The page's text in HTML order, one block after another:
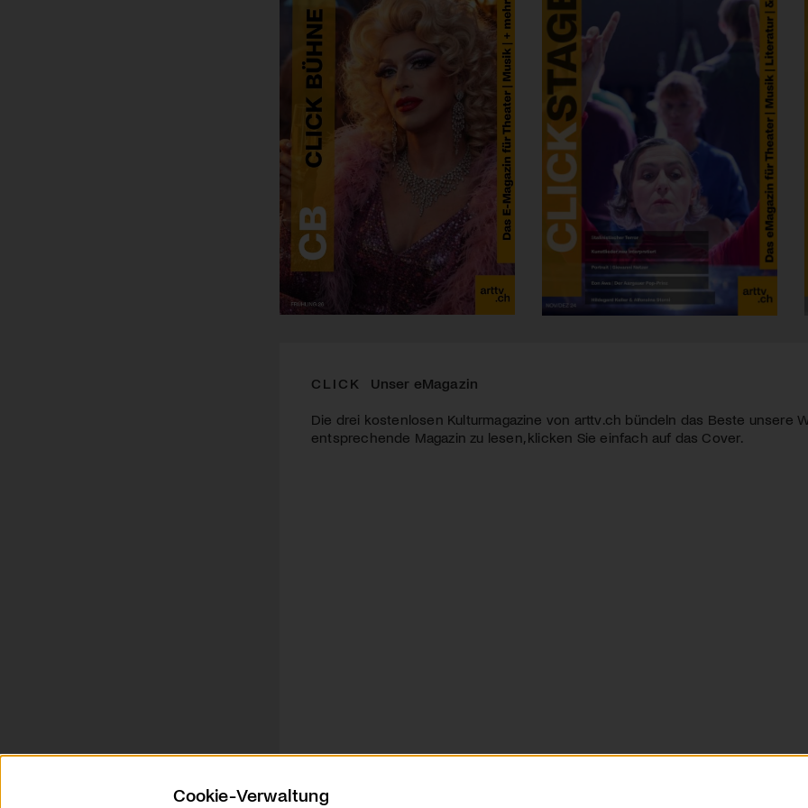
CLICK Unser eMagazin
Die drei kostenlosen Kulturmagazine von arttv.ch bündeln das Beste unsere
entsprechende Magazin zu lesen, klicken Sie einfach auf das Cover.
Cookie-Verwaltung